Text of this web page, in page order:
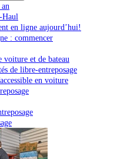
Haul
en ligne aujourd’hui!
: commencer
voiture et de bateau
de libre-entreposage
en voiture